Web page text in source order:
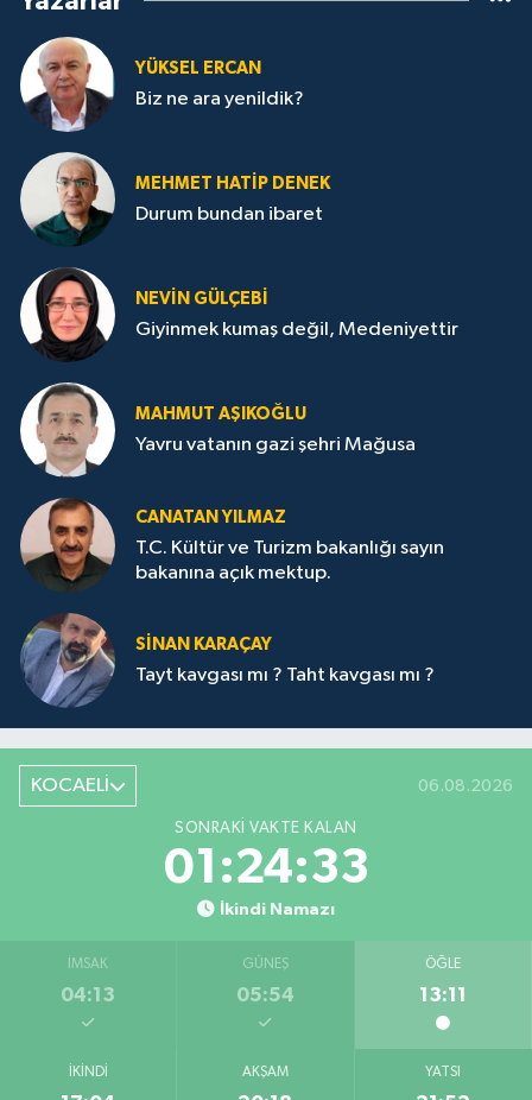
YÜKSEL ERCAN
Biz ne ara yenildik?
MEHMET HATİP DENEK
Durum bundan ibaret
NEVİN GÜLÇEBİ
Giyinmek kumaş değil, Medeniyettir
MAHMUT AŞIKOĞLU
Yavru vatanın gazi şehri Mağusa
CANATAN YILMAZ
T.C. Kültür ve Turizm bakanlığı sayın
bakanına açık mektup.
SİNAN KARAÇAY
Tayt kavgası mı ? Taht kavgası mı ?
KOCAELİ 06.08.2026
SONRAKI VAKTE KALAN
01:24:32
İkindi Namazı
İMSAK
04:13
GÜNEŞ
05:54
ÖĞLE
13:11
İKINDI AKŞAM YATSI